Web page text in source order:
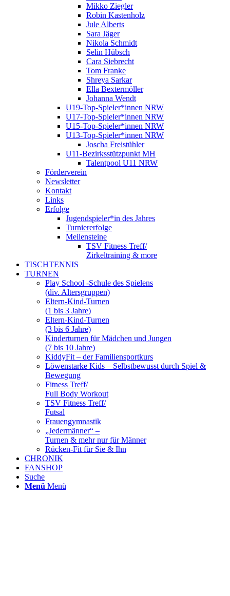
Mikko Ziegler
Robin Kastenholz
Jule Alberts
Sara Jäger
Nikola Schmidt
Selin Hübsch
Cara Siebrecht
Tom Franke
Shreya Sarkar
Ella Bextermöller
Johanna Wendt
U19-Top-Spieler*innen NRW
U17-Top-Spieler*innen NRW
U15-Top-Spieler*innen NRW
U13-Top-Spieler*innen NRW
Joscha Freistühler
U11-Bezirksstützpunkt MH
Talentpool U11 NRW
Förderverein
Newsletter
Kontakt
Links
Erfolge
Jugendspieler*in des Jahres
Turniererfolge
Meilensteine
TSV Fitness Treff/
Zirkeltraining & more
TISCHTENNIS
TURNEN
Play School -Schule des Spielens
(div. Altersgruppen)
Eltern-Kind-Turnen
(1 bis 3 Jahre)
Eltern-Kind-Turnen
(3 bis 6 Jahre)
Kinderturnen für Mädchen und Jungen
(7 bis 10 Jahre)
KiddyFit – der Familiensportkurs
Löwenstarke Kids – Selbstbewusst durch Spiel &
Bewegung
Fitness Treff/
Full Body Workout
TSV Fitness Treff/
Futsal
Frauengymnastik
„Jedermänner“ –
Turnen & mehr nur für Männer
Rücken-Fit für Sie & Ihn
CHRONIK
FANSHOP
Suche
Menü Menü